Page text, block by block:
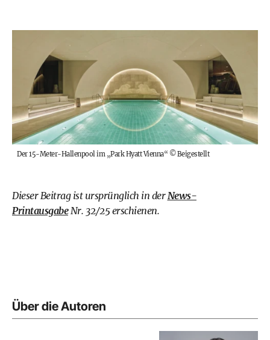
Der 15-Meter-Hallenpool im „Park Hyatt Vienna“ ©Beigestellt
Dieser Beitrag ist ursprünglich in derNews-
PrintausgabeNr. 32/25 erschienen.
Über die Autoren